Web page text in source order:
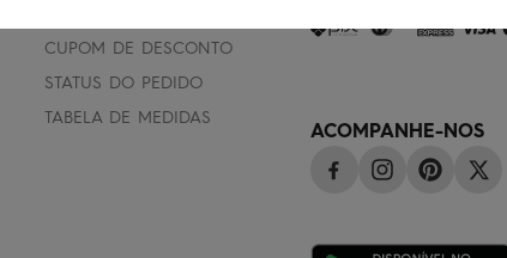
CUPOM DE DESCONTO
STATUS DO PEDIDO
TABELA DE MEDIDAS
ACOMPANHE-NOS